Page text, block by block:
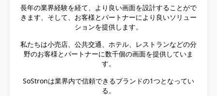
長年の業界経験を経て、より良い画面を設計することがで
きます、そして、お客様とパートナーにより良いソリュー
ションを提供します。
私たちは小売店、公共交通、ホテル、レストランなどの分
野のお客様とパートナーに数千個の画面を提供していま
す。
SoStronは業界内で信頼できるブランドの1つとなってい
る。